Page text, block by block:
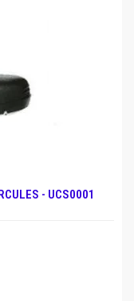
- UCS0001